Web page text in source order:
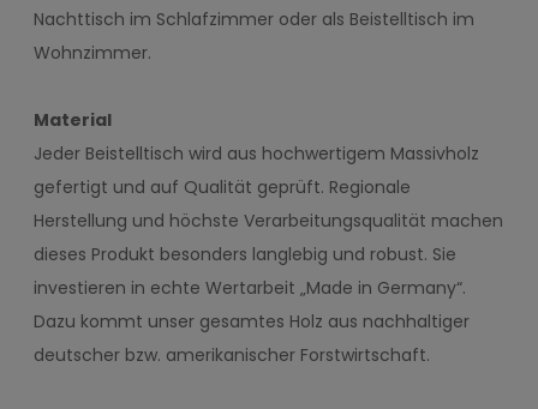
Nachttisch im Schlafzimmer oder als Beistelltisch im
Wohnzimmer.
Material
Jeder Beistelltisch wird aus hochwertigem Massivholz
gefertigt und auf Qualität geprüft. Regionale
Herstellung und höchste Verarbeitungsqualität machen
dieses Produkt besonders langlebig und robust. Sie
investieren in echte Wertarbeit „Made in Germany“.
Dazu kommt unser gesamtes Holz aus nachhaltiger
deutscher bzw. amerikanischer Forstwirtschaft.